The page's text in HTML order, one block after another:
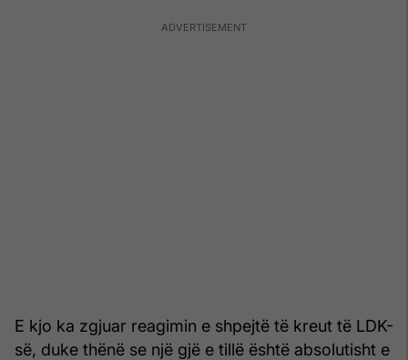
E kjo ka zgjuar reagimin e shpejtë të kreut të LDK-
së, duke thënë se një gjë e tillë është absolutisht e